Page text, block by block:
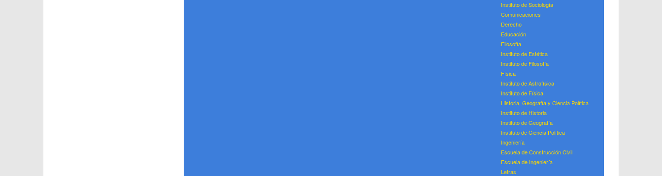
Instituto de Sociología
Comunicaciones
Derecho
Educación
Filosofía
Instituto de Estética
Instituto de Filosofía
Física
Instituto de Astrofísica
Instituto de Física
Historia, Geografía y Ciencia Política
Instituto de Historia
Instituto de Geografía
Instituto de Ciencia Política
Ingeniería
Escuela de Construcción Civil
Escuela de Ingeniería
Letras